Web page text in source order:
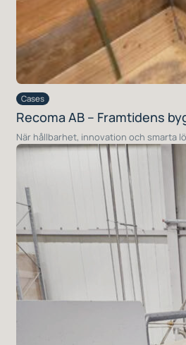
Cases
Recoma AB – Framtidens
När hållbarhet, innovation och smarta